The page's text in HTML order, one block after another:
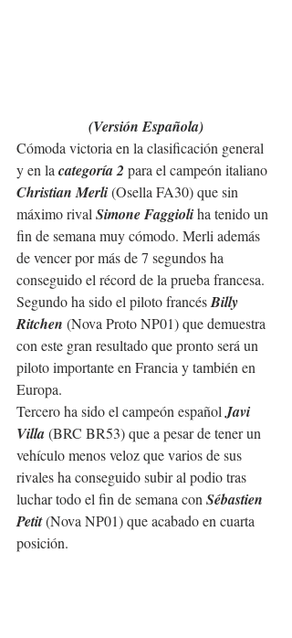
(Versión Española)
Cómoda victoria en la clasificación general
y en la categoría 2 para el campeón italiano
Christian Merli (Osella FA30) que sin
máximo rival Simone Faggioli ha tenido un
fin de semana muy cómodo. Merli además
de vencer por más de 7 segundos ha
conseguido el récord de la prueba francesa.
Segundo ha sido el piloto francés Billy
Ritchen (Nova Proto NP01) que demuestra
con este gran resultado que pronto será un
piloto importante en Francia y también en
Europa.
Tercero ha sido el campeón español Javi
Villa (BRC BR53) que a pesar de tener un
vehículo menos veloz que varios de sus
rivales ha conseguido subir al podio tras
luchar todo el fin de semana con Sébastien
Petit (Nova NP01) que acabado en cuarta
posición.